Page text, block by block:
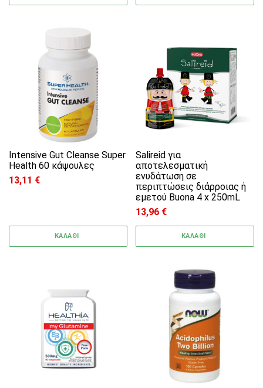
Intensive Gut Cleanse Super
Health 60 κάψουλες
13,11 €
ΚΑΛΑΘΙ
Salireid για
αποτελεσματική
ενυδάτωση σε
περιπτώσεις διάρροιας ή
εμετού Buona 4 x 250mL
13,96 €
ΚΑΛΑΘΙ